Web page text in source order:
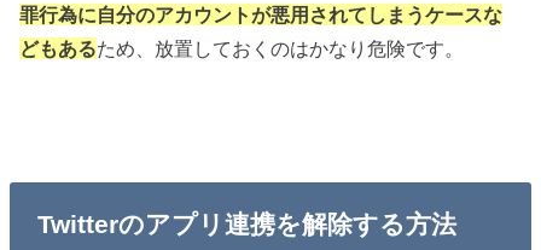
罪行為に自分のアカウントが悪用されてしまうケースな
どもあるため、放置しておくのはかなり危険です。
Twitterのアプリ連携を解除する方法